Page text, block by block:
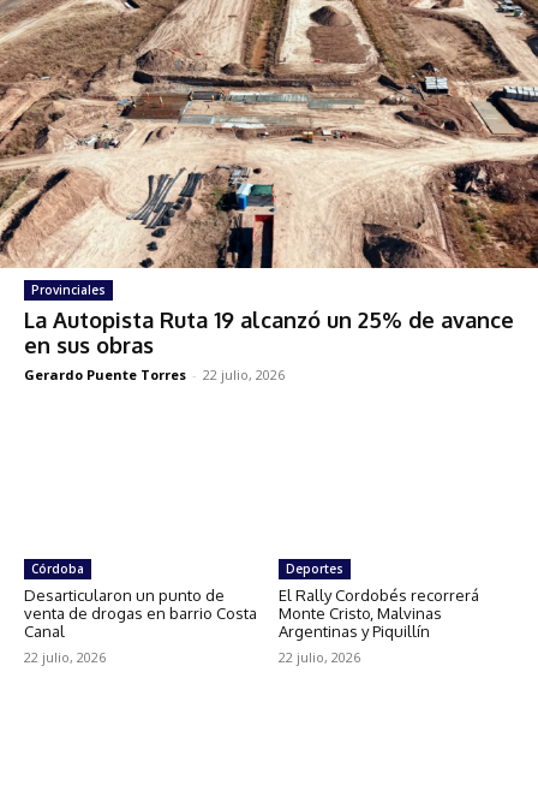
Provinciales
La Autopista Ruta 19 alcanzó un 25% de avance
en sus obras
Gerardo Puente Torres - 22 julio, 2026
Córdoba
Desarticularon un punto de
venta de drogas en barrio Costa
Canal
22 julio, 2026
Deportes
El Rally Cordobés recorrerá
Monte Cristo, Malvinas
Argentinas y Piquillín
22 julio, 2026